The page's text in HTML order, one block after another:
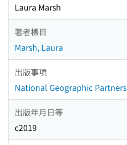
Laura Marsh
著者標目
Marsh, Laura
出版事項
National Geographic Partners
出版年月日等
c2019